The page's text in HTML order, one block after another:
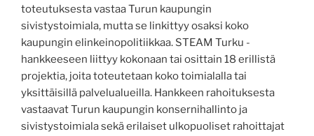
toteutuksesta vastaa Turun kaupungin
sivistystoimiala, mutta se linkittyy osaksi koko
kaupungin elinkeinopolitiikkaa. STEAM Turku -
hankkeeseen liittyy kokonaan tai osittain 18 erillistä
projektia, joita toteutetaan koko toimialalla tai
yksittäisillä palvelualueilla. Hankkeen rahoituksesta
vastaavat Turun kaupungin konsernihallinto ja
sivistystoimiala sekä erilaiset ulkopuoliset rahoittajat